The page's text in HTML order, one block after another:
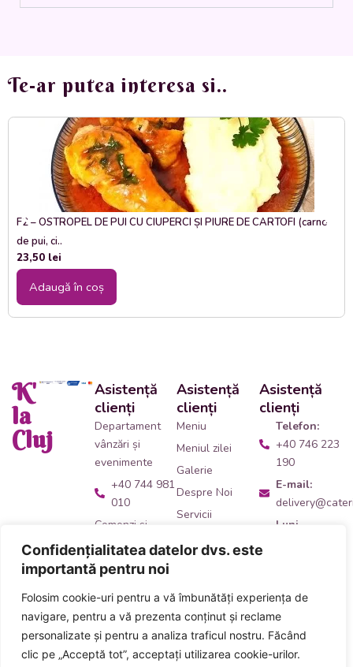
Confidențialitatea datelor dvs. este
importantă pentru noi
Folosim cookie-uri pentru a vă îmbunătăți experiența de
navigare, pentru a vă prezenta conținut și reclame
personalizate și pentru a analiza traficul nostru. Făcând
clic pe „Acceptă tot”, acceptați utilizarea cookie-urilor.
Te-ar putea interesa si..
F2 – OSTROPEL DE PUI CU CIUPERCI ȘI PIURE DE CARTOFI (carne
de pui, ci..
23,50 lei
Adaugă în coș
K'
la
Cluj
Asistență
clienți
Departament
vânzări și
evenimente
+40 744 981
010
Comenzi și
livrări catering
+40 746 223
Acceptăm plata
numerar și card
inclusiv carduri
de masă
Asistență
clienți
Meniu
Meniul zilei
Galerie
Despre Noi
Servicii
Asistență
clienți
Telefon:
+40 746 223
190
E-mail:
Luni -
Adresă:
găsești